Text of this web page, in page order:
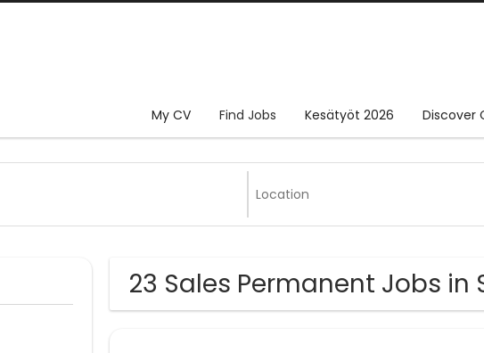
My CV Find Jobs Kesätyöt 2026 Discover
23 Sales Permanent Jobs in